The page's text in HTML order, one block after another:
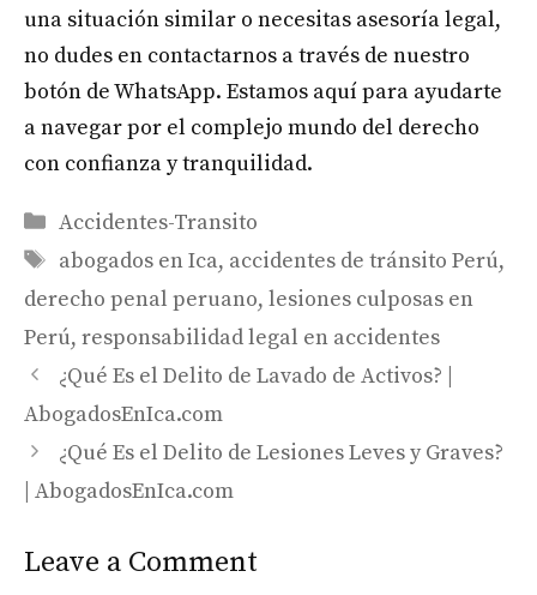
una situación similar o necesitas asesoría legal,
no dudes en contactarnos a través de nuestro
botón de WhatsApp. Estamos aquí para ayudarte
a navegar por el complejo mundo del derecho
con confianza y tranquilidad.
Categories
Accidentes-Transito
Tags
abogados en Ica, accidentes de tránsito Perú,
derecho penal peruano, lesiones culposas en
Perú, responsabilidad legal en accidentes
¿Qué Es el Delito de Lavado de Activos? |
AbogadosEnIca.com
¿Qué Es el Delito de Lesiones Leves y Graves?
| AbogadosEnIca.com
Leave a Comment